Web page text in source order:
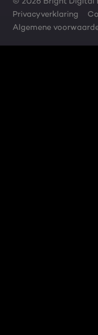
Privacyverklaring
Algemene